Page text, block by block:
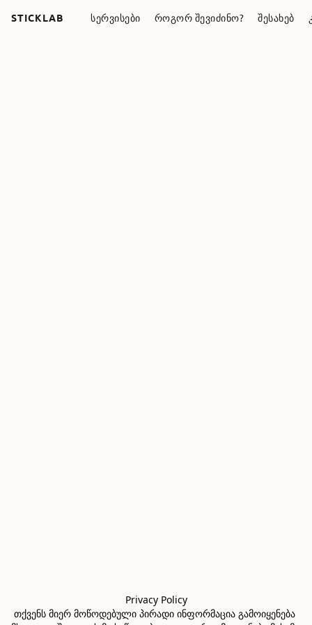
STICKLAB ᲡᲔᲠᲕᲘᲡᲔᲑᲘ ᲠᲝᲒᲝᲠ ᲨᲔᲕᲘᲫᲘᲜᲝ? ᲨᲔᲡᲐᲮᲔᲑ
Privacy Policy
თქვენს მიერ მოწოდებული პირადი ინფორმაცია გამოიყენება